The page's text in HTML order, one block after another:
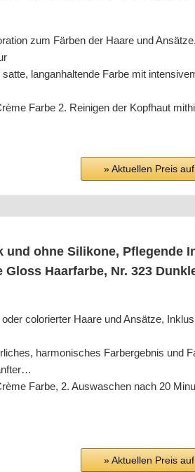
zum Fär­ben der Haa­re und
lang­an­hal­ten­de Far­be mit
Far­be 2. Rei­ni­gen der Kopf­haut
» Aktu­el­len Preis
und ohne Sili­ko­ne, Pfle­gen­de
Haar­far­be, Nr. 323
colo­rier­ter Haa­re und Ansät­ze,
har­mo­ni­sches Farb­er­geb­nis und
Far­be, 2. Aus­wa­schen nach 20
» Aktu­el­len Preis